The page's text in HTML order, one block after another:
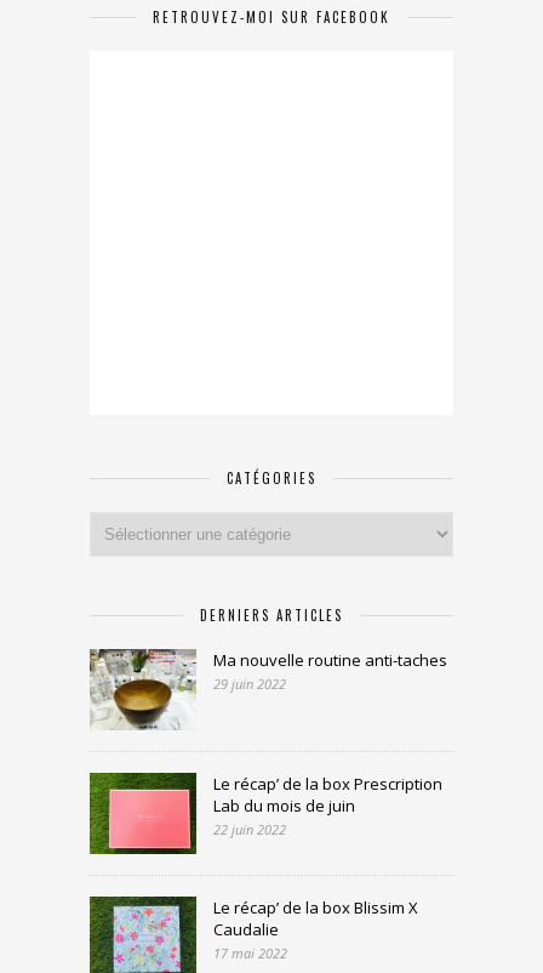
RETROUVEZ-MOI SUR FACEBOOK
CATÉGORIES
DERNIERS ARTICLES
Ma nouvelle routine anti-taches
29 juin 2022
Le récap’ de la box Prescription
Lab du mois de juin
22 juin 2022
Le récap’ de la box Blissim X
Caudalie
17 mai 2022